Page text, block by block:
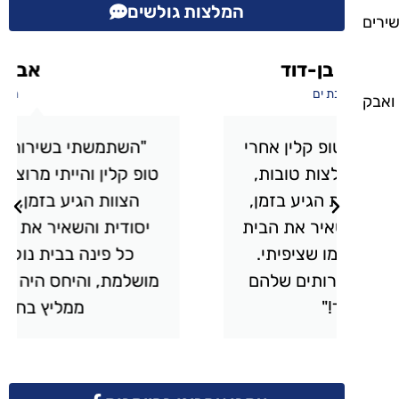
המלצות גולשים
"השתמשתי בשירותי הניקיון של
טופ קלין והייתי מרוצה מעל ומעבר.
הצוות הגיע בזמן, עבד בצורה
יסודית והשאיר את הבית מבריק.
כל פינה בבית נוקתה בצורה
מושלמת, והיחס היה אדיב ומקצועי.